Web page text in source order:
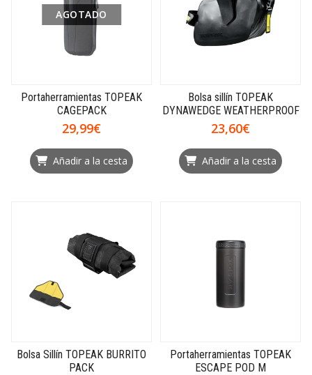
AGOTADO
Portaherramientas TOPEAK
CAGEPACK
29,99€
Añadir a la cesta
Bolsa sillín TOPEAK
DYNAWEDGE WEATHERPROOF
23,60€
Añadir a la cesta
Bolsa Sillín TOPEAK BURRITO
PACK
Portaherramientas TOPEAK
ESCAPE POD M